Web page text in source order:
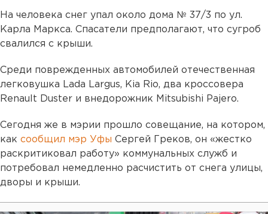
На человека снег упал около дома № 37/3 по ул.
Карла Маркса. Спасатели предполагают, что сугроб
свалился с крыши.
Среди поврежденных автомобилей отечественная
легковушка Lada Largus, Kia Rio, два кроссовера
Renault Duster и внедорожник Mitsubishi Pajero.
Сегодня же в мэрии прошло совещание, на котором,
как сообщил мэр Уфы Сергей Греков, он «жестко
раскритиковал работу» коммунальных служб и
потребовал немедленно расчистить от снега улицы,
дворы и крыши.